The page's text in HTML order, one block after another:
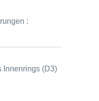
:
Innenrings (D3)